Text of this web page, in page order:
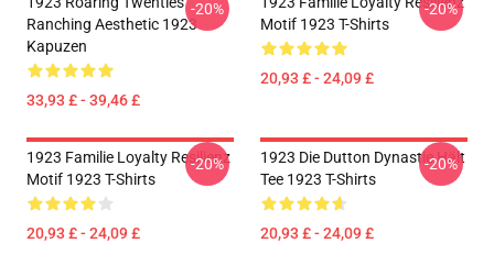
Ranching Aesthetic 1923
Kapuzen
33,93 £ - 39,46 £
-20%
Motif 1923 T-Shirts
20,93 £ - 24,09 £
-20%
1923 Familie Loyalty Resilienz
Motif 1923 T-Shirts
20,93 £ - 24,09 £
-20%
1923 Die Dutton Dynastie Hält
Tee 1923 T-Shirts
20,93 £ - 24,09 £
-20%